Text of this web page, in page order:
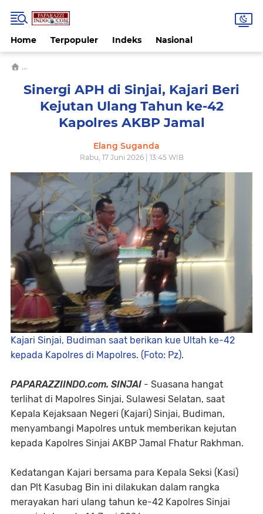
Home Terpopuler Indeks Nasional
›
Sinergi APH di Sinjai, Kajari Beri
Kejutan Ulang Tahun ke-42
Kapolres AKBP Jamal
Elang Suganda
Rabu, 17 Juni 2026 | 13:45 WIB
Kajari Sinjai, Budiman saat berikan kue Ultah ke-42
kepada Kapolres di Mapolres. (Foto: Pz).
PAPARAZZIINDO.com. ​SINJAI - Suasana hangat
terlihat di Mapolres Sinjai, Sulawesi Selatan, saat
Kepala Kejaksaan Negeri (Kajari) Sinjai, Budiman,
menyambangi Mapolres untuk memberikan kejutan
kepada Kapolres Sinjai AKBP Jamal Fhatur Rakhman.
Kedatangan Kajari bersama para Kepala Seksi (Kasi)
dan Plt Kasubag Bin ini dilakukan dalam rangka
merayakan hari ulang tahun ke-42 Kapolres Sinjai